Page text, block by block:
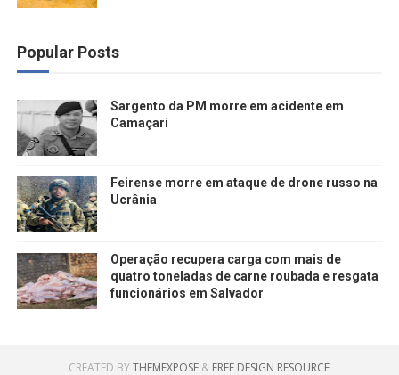
Popular Posts
Sargento da PM morre em acidente em
Camaçari
Feirense morre em ataque de drone russo na
Ucrânia
Operação recupera carga com mais de
quatro toneladas de carne roubada e resgata
funcionários em Salvador
CREATED BYTHEMEXPOSE & FREE DESIGN RESOURCE